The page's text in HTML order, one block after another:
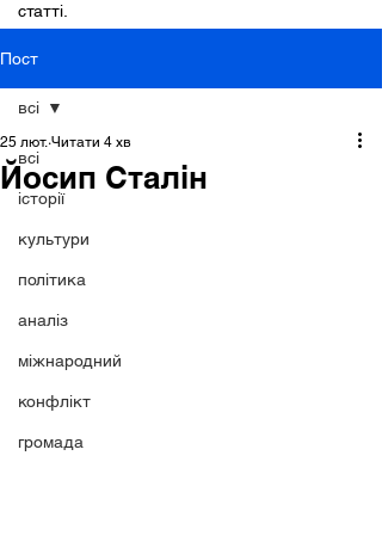
статті.
Пост
всі
історії
культури
політика
аналіз
міжнародний
конфлікт
громада
всі
Йосип Сталін
25 лют. Читати 4 хв